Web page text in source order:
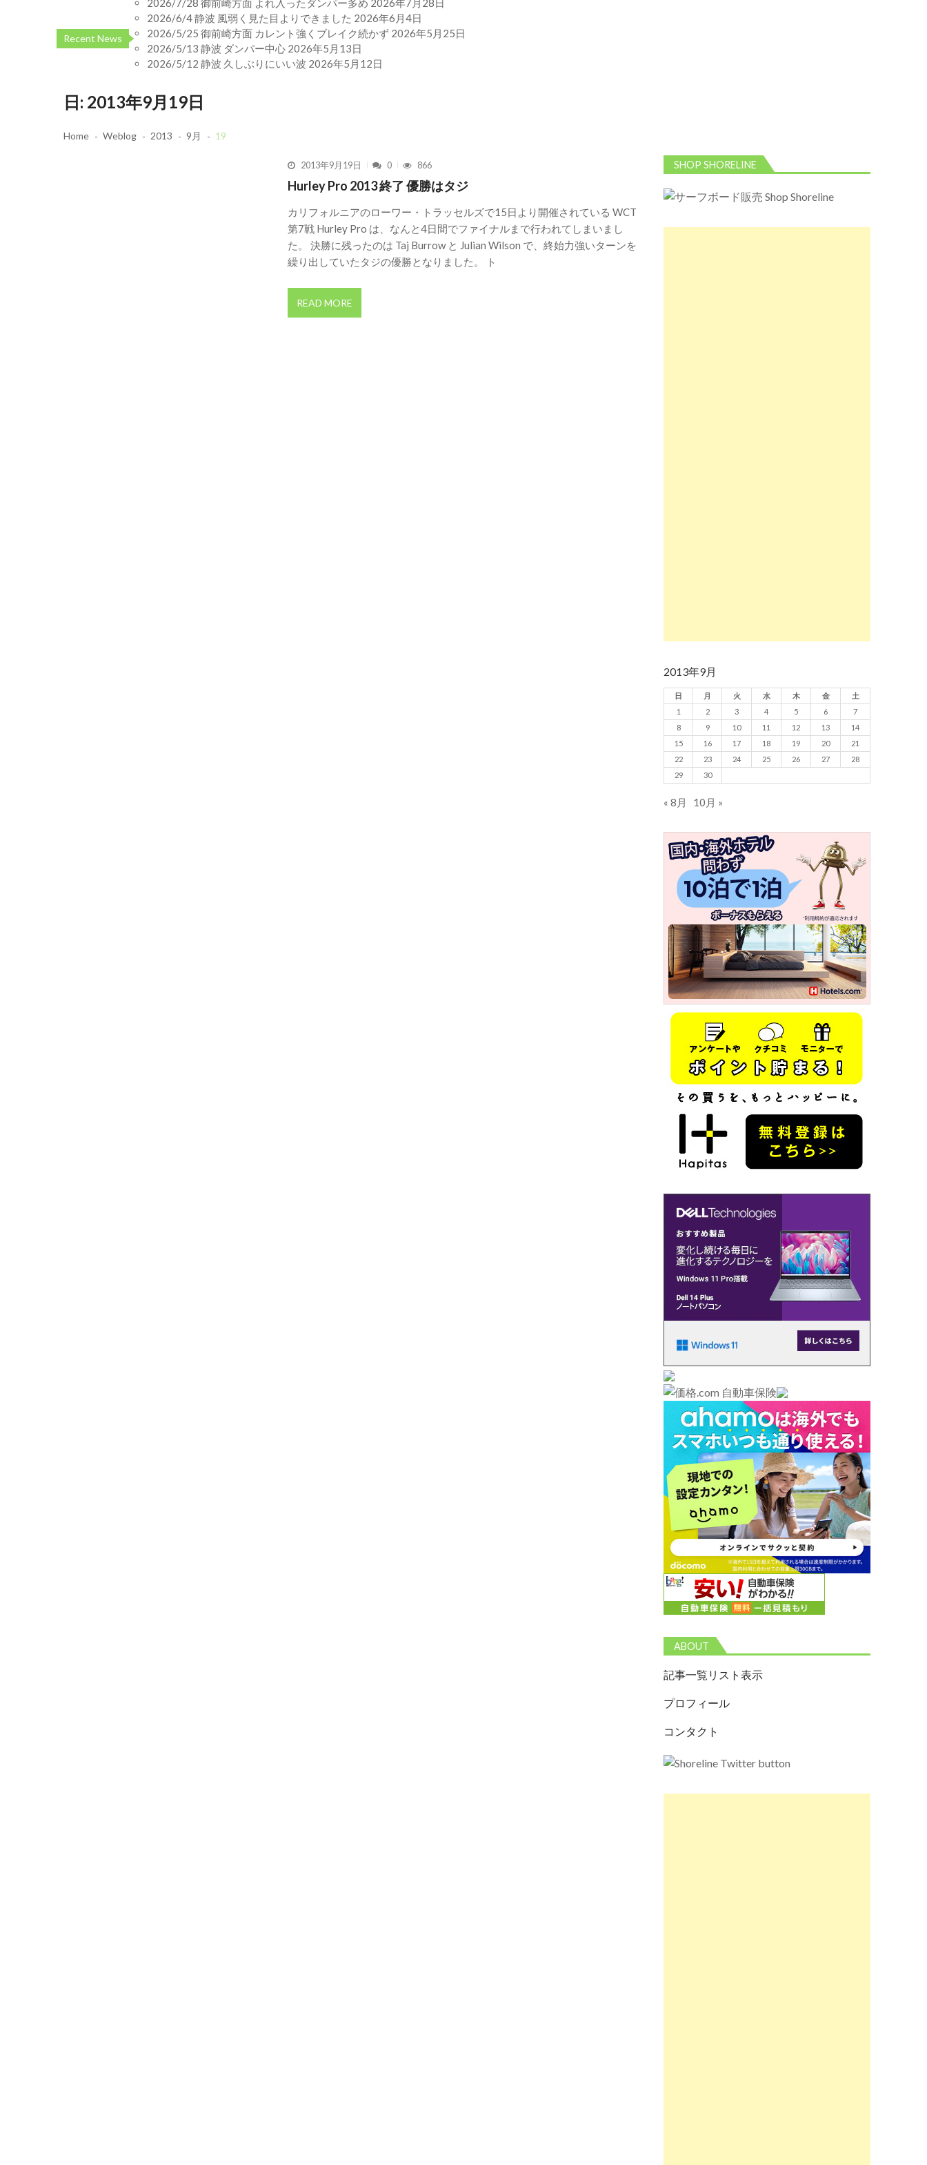
Recent News
2026/7/28 御前崎方面 よれ入ったダンパー多め 2026年7月28日
2026/6/4 静波 風弱く見た目よりできました 2026年6月4日
2026/5/25 御前崎方面 カレント強くブレイク続かず 2026年5月25日
2026/5/13 静波 ダンパー中心 2026年5月13日
2026/5/12 静波 久しぶりにいい波 2026年5月12日
日: 2013年9月19日
Home Weblog 2013 9月 19
2013年9月19日 0 866
Hurley Pro 2013 終了 優勝はタジ
カリフォルニアのローワー・トラッセルズで15日より開催されている WCT
第7戦 Hurley Pro は、なんと4日間でファイナルまで行われてしまいまし
た。 決勝に残ったのは Taj Burrow と Julian Wilson で、終始力強いターンを
繰り出していたタジの優勝となりました。 ト
READ MORE
SHOP SHORELINE
2013年9月
日 月 火 水 木 金
土
1
2 3 4 5 6
7
8
9 10 11 12 13
14
15
16 17 18 19 20
21
22
23 24 25 26 27
28
29
30
« 8月 10月 »
ABOUT
記事一覧リスト表示
プロフィール
コンタクト